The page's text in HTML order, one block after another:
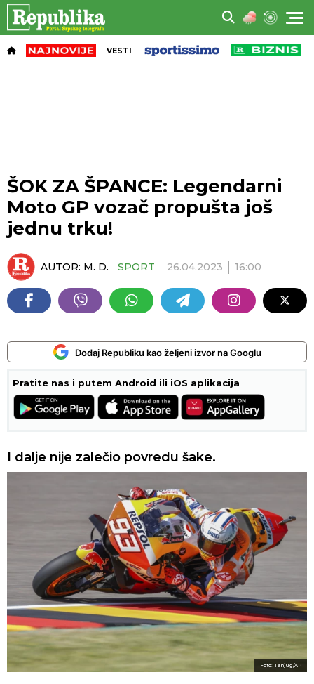
VESTI
ŠOK ZA ŠPANCE: Legendarni
Moto GP vozač propušta još
jednu trku!
AUTOR: M. D. SPORT 26.04.2023 16:00
Dodaj Republiku kao željeni izvor na Googlu
Pratite nas i putem Android ili iOS aplikacija
I dalje nije zalečio povredu šake.
Foto: Tanjug/AP